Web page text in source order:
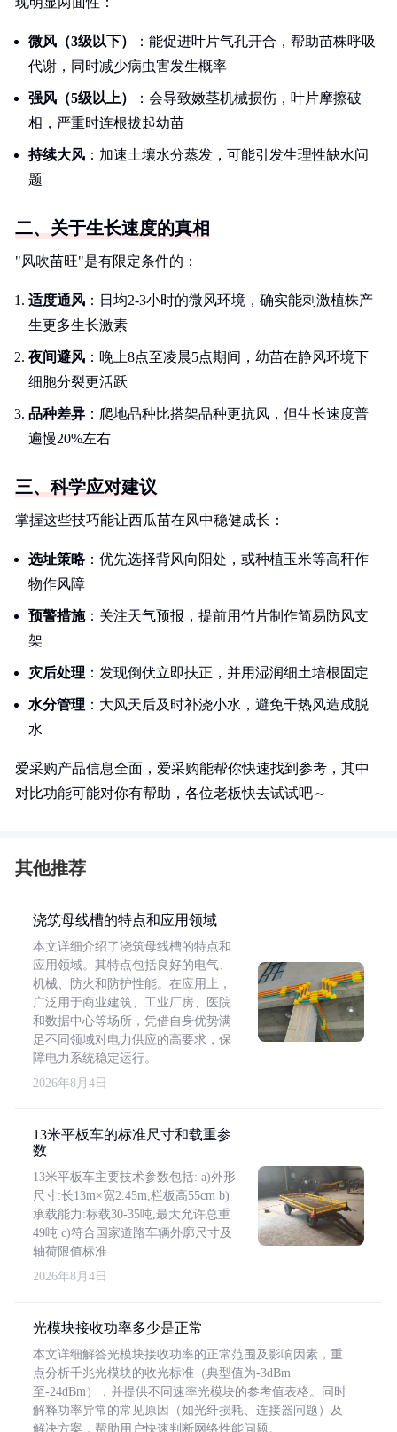
微风（3级以下）
：能促进叶片气孔开合，帮助苗株呼吸
代谢，同时减少病虫害发生概率
强风（5级以上）
：会导致嫩茎机械损伤，叶片摩擦破
相，严重时连根拔起幼苗
持续大风 ：加速土壤水分蒸发，可能引发生理性缺水问
题
二、关于生长速度的真相
"风吹苗旺"是有限定条件的：
适度通风 ：日均2-3小时的微风环境，确实能刺激植株产
生更多生长激素
夜间避风 ：晚上8点至凌晨5点期间，幼苗在静风环境下
细胞分裂更活跃
品种差异 ：爬地品种比搭架品种更抗风，但生长速度普
遍慢20%左右
三、科学应对建议
掌握这些技巧能让西瓜苗在风中稳健成长：
选址策略：优先选择背风向阳处，或种植玉米等高秆作
物作风障
预警措施：关注天气预报，提前用竹片制作简易防风支
架
灾后处理 ：发现倒伏立即扶正，并用湿润细土培根固定
水分管理 ：大风天后及时补浇小水，避免干热风造成脱
水
爱采购产品信息全面，爱采购能帮你快速找到参考，其中
对比功能可能对你有帮助，各位老板快去试试吧～
其他推荐
浇筑母线槽的特点和应用领域
本文详细介绍了浇筑母线槽的特点和
应用领域。其特点包括良好的电气、
机械、防火和防护性能。在应用上，
广泛用于商业建筑、工业厂房、医院
和数据中心等场所，凭借自身优势满
足不同领域对电力供应的高要求，保
障电力系统稳定运行。
2026年8月4日
13米平板车的标准尺寸和载重参
数
13米平板车主要技术参数包括: a)外形
尺寸:长13m×宽2.45m,栏板高55cm b)
承载能力:标载30-35吨,最大允许总重
49吨 c)符合国家道路车辆外廓尺寸及
轴荷限值标准
2026年8月4日
光模块接收功率多少是正常
本文详细解答光模块接收功率的正常范围及影响因素，重
点分析千兆光模块的收光标准（典型值为-3dBm
至-24dBm），并提供不同速率光模块的参考值表格。同时
解释功率异常的常见原因（如光纤损耗、连接器问题）及
解决方案，帮助用户快速判断网络性能问题。